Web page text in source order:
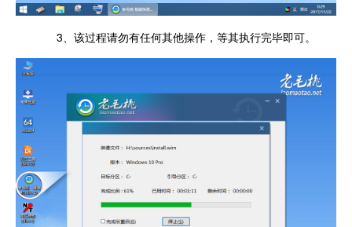
3、该过程请勿有任何其他操作，等其执行完毕即可。